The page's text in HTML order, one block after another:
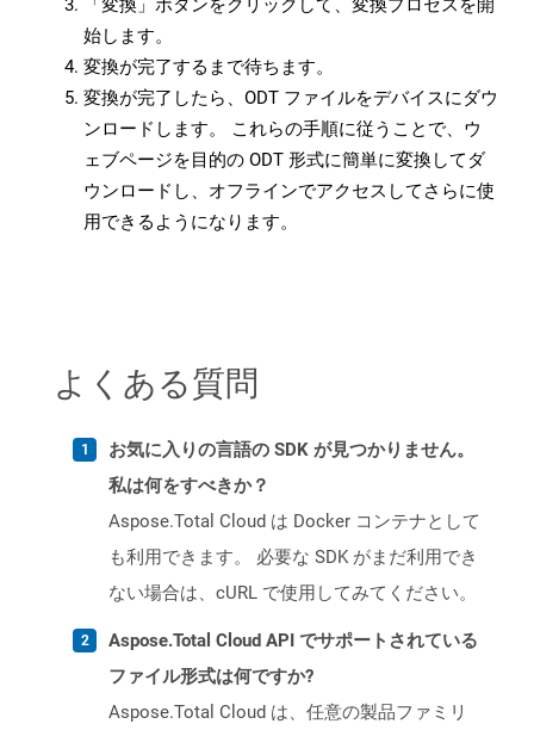
「変換」ボタンをクリックして、変換プロセスを開
始します。
変換が完了するまで待ちます。
変換が完了したら、ODT ファイルをデバイスにダウ
ンロードします。 これらの手順に従うことで、ウ
ェブページを目的の ODT 形式に簡単に変換してダ
ウンロードし、オフラインでアクセスしてさらに使
用できるようになります。
よくある質問
お気に入りの言語の SDK が見つかりません。
私は何をすべきか？
Aspose.Total Cloud は Docker コンテナとして
も利用できます。 必要な SDK がまだ利用でき
ない場合は、cURL で使用してみてください。
Aspose.Total Cloud API でサポートされている
ファイル形式は何ですか?
Aspose.Total Cloud は、任意の製品ファミリ